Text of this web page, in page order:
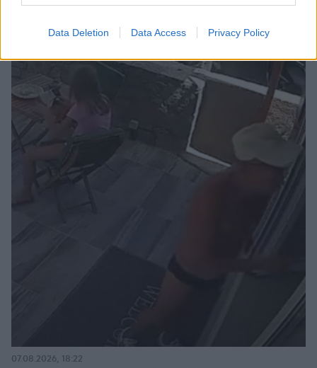
Data Deletion Data Access Privacy Policy
ΤΑ ΠΙΟ ΔΗΜΟΦΙΛΗ
07.08.2026, 18:22